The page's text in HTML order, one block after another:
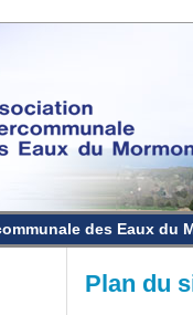
des Eaux du
Plan du